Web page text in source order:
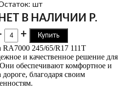
шт
НЕТ В НАЛИЧИИ Р.
+ Купить
245/65/R17 111T
и качественное решение для
обеспечивают комфортное и
благодаря своим